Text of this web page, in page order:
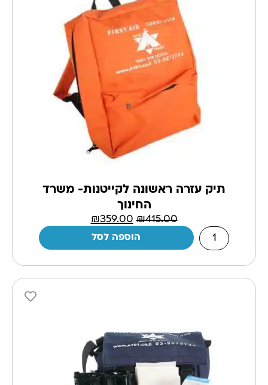
תיק עזרה ראשונה לקייטנות- משרד
החינוך
₪415.00
₪359.00
הוספה לסל